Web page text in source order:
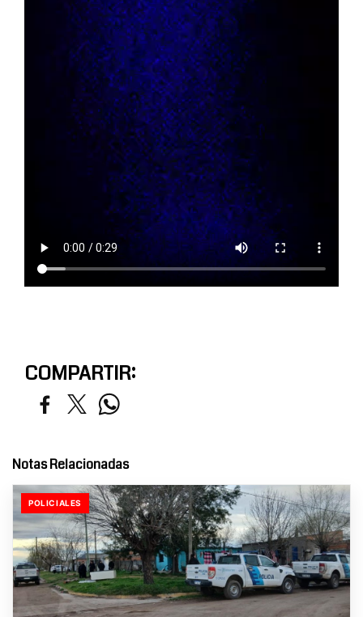
COMPARTIR:
Notas Relacionadas
POLICIALES